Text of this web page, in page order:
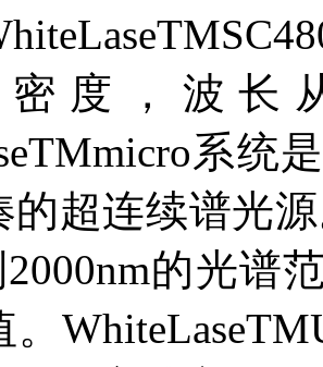
度，波长从
系统
的超连续谱光
2000nm的光谱
。